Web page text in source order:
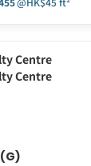
Centre
Centre